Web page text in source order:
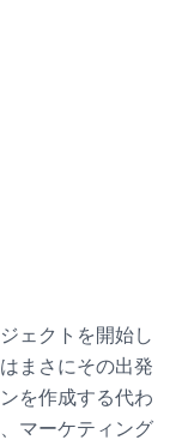
ェクトを開始し
まさにその出発
を作成する代わ
マーケティング